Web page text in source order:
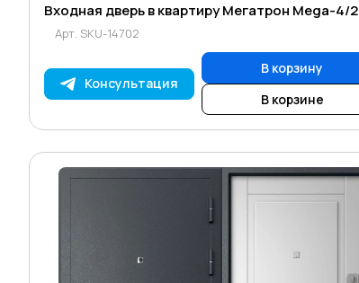
Входная дверь в квартиру Мегатрон Mega-4/2
Арт. SKU-14702
Консультация
В корзину
В корзине